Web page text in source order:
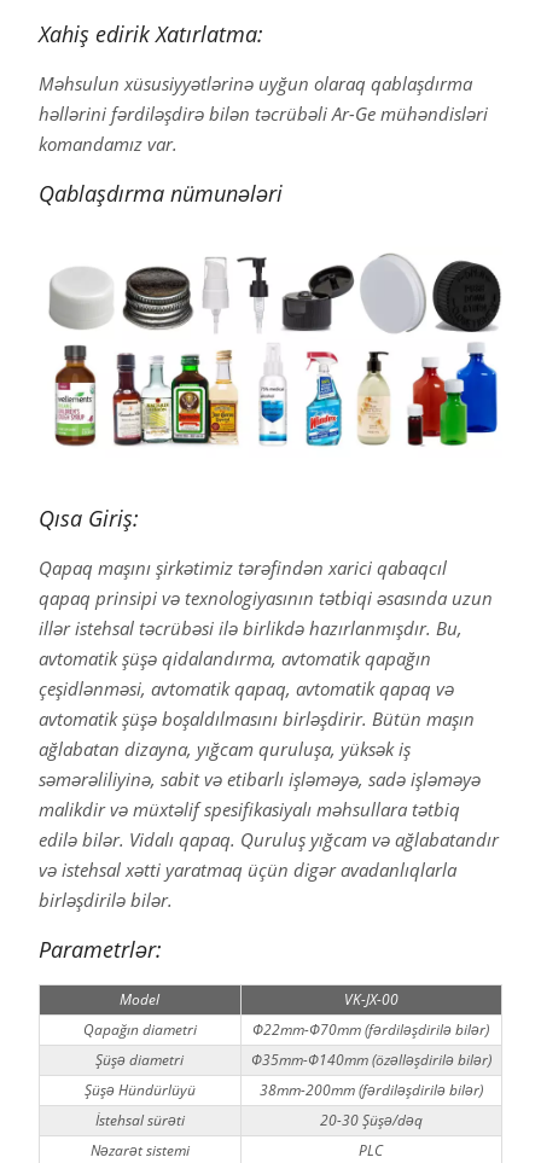
Xahiş edirik Xatırlatma:
Məhsulun xüsusiyyətlərinə uyğun olaraq qablaşdırma
həllərini fərdiləşdirə bilən təcrübəli Ar-Ge mühəndisləri
komandamız var.
Qablaşdırma nümunələri
Qısa Giriş:
Qapaq maşını şirkətimiz tərəfindən xarici qabaqcıl
qapaq prinsipi və texnologiyasının tətbiqi əsasında uzun
illər istehsal təcrübəsi ilə birlikdə hazırlanmışdır. Bu,
avtomatik şüşə qidalandırma, avtomatik qapağın
çeşidlənməsi, avtomatik qapaq, avtomatik qapaq və
avtomatik şüşə boşaldılmasını birləşdirir. Bütün maşın
ağlabatan dizayna, yığcam quruluşa, yüksək iş
səmərəliliyinə, sabit və etibarlı işləməyə, sadə işləməyə
malikdir və müxtəlif spesifikasiyalı məhsullara tətbiq
edilə bilər. Vidalı qapaq. Quruluş yığcam və ağlabatandır
və istehsal xətti yaratmaq üçün digər avadanlıqlarla
birləşdirilə bilər.
Parametrlər:
Model
VK-JX-00
Qapağın diametri
Φ22mm-Φ70mm (fərdiləşdirilə bilər)
Şüşə diametri
Φ35mm-Φ140mm (özəlləşdirilə bilər)
Şüşə Hündürlüyü
38mm-200mm (fərdiləşdirilə bilər)
İstehsal sürəti
20-30 Şüşə/dəq
Nəzarət sistemi
PLC